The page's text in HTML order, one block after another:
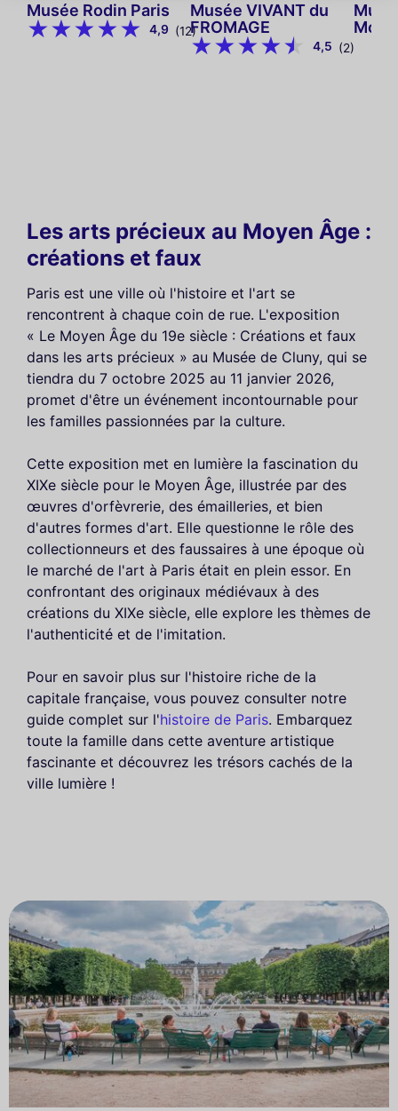
Musée Rodin Paris
4,9 (12)
Musée VIVANT du
FROMAGE
4,5 (2)
Les arts précieux au Moyen Âge :
créations et faux
Paris est une ville où l'histoire et l'art se
rencontrent à chaque coin de rue. L'exposition
« Le Moyen Âge du 19e siècle : Créations et faux
dans les arts précieux » au Musée de Cluny, qui se
tiendra du 7 octobre 2025 au 11 janvier 2026,
promet d'être un événement incontournable pour
les familles passionnées par la culture.
Cette exposition met en lumière la fascination du
XIXe siècle pour le Moyen Âge, illustrée par des
œuvres d'orfèvrerie, des émailleries, et bien
d'autres formes d'art. Elle questionne le rôle des
collectionneurs et des faussaires à une époque où
le marché de l'art à Paris était en plein essor. En
confrontant des originaux médiévaux à des
créations du XIXe siècle, elle explore les thèmes de
l'authenticité et de l'imitation.
Pour en savoir plus sur l'histoire riche de la
capitale française, vous pouvez consulter notre
guide complet sur l'histoire de Paris. Embarquez
toute la famille dans cette aventure artistique
fascinante et découvrez les trésors cachés de la
ville lumière !